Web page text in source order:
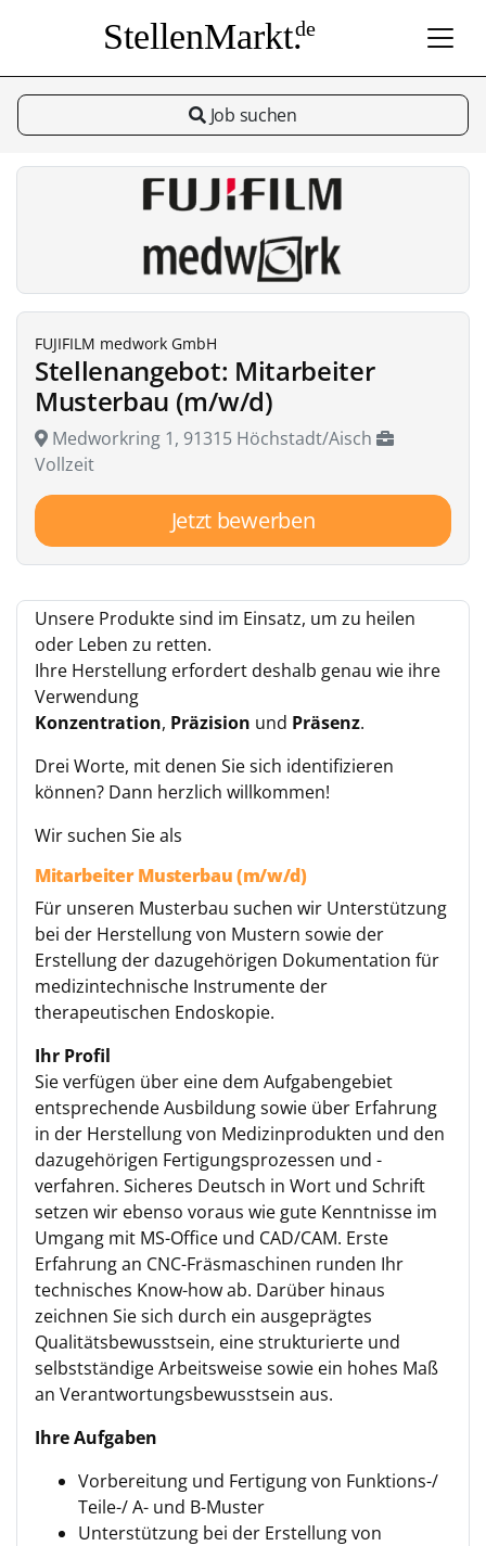
StellenMarkt.de
Job suchen
FUJIFILM medwork GmbH
Stellenangebot: Mitarbeiter
Musterbau (m/w/d)
Medworkring 1, 91315 Höchstadt/Aisch
Vollzeit
Jetzt bewerben
Unsere Produkte sind im Einsatz, um zu heilen
oder Leben zu retten.
Ihre Herstellung erfordert deshalb genau wie ihre
Verwendung
Konzentration, Präzision und Präsenz.
Drei Worte, mit denen Sie sich identifizieren
können? Dann herzlich willkommen!
Wir suchen Sie als
Mitarbeiter Musterbau (m/w/d)
Für unseren Musterbau suchen wir Unterstützung
bei der Herstellung von Mustern sowie der
Erstellung der dazugehörigen Dokumentation für
medizintechnische Instrumente der
therapeutischen Endoskopie.
Ihr Profil
Sie verfügen über eine dem Aufgabengebiet
entsprechende Ausbildung sowie über Erfahrung
in der Herstellung von Medizinprodukten und den
dazugehörigen Fertigungsprozessen und -
verfahren. Sicheres Deutsch in Wort und Schrift
setzen wir ebenso voraus wie gute Kenntnisse im
Umgang mit MS-Office und CAD/CAM. Erste
Erfahrung an CNC-Fräsmaschinen runden Ihr
technisches Know-how ab. Darüber hinaus
zeichnen Sie sich durch ein ausgeprägtes
Qualitätsbewusstsein, eine strukturierte und
selbstständige Arbeitsweise sowie ein hohes Maß
an Verantwortungsbewusstsein aus.
Ihre Aufgaben
Vorbereitung und Fertigung von Funktions-/
Teile-/ A- und B-Muster
Unterstützung bei der Erstellung von